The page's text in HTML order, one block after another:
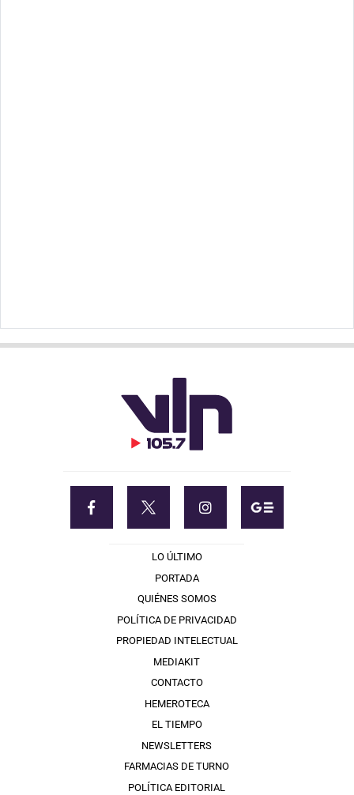
LO ÚLTIMO
PORTADA
QUIÉNES SOMOS
POLÍTICA DE PRIVACIDAD
PROPIEDAD INTELECTUAL
MEDIAKIT
CONTACTO
HEMEROTECA
EL TIEMPO
NEWSLETTERS
FARMACIAS DE TURNO
POLÍTICA EDITORIAL